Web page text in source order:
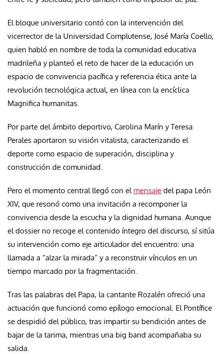
El bloque universitario contó con la intervención del
vicerrector de la Universidad Complutense, José María Coello,
quien habló en nombre de toda la comunidad educativa
madrileña y planteó el reto de hacer de la educación un
espacio de convivencia pacífica y referencia ética ante la
revolución tecnológica actual, en línea con la encíclica
Magnifica humanitas.
Por parte del ámbito deportivo, Carolina Marín y Teresa
Perales aportaron su visión vitalista, caracterizando el
deporte como espacio de superación, disciplina y
construcción de comunidad.
Pero el momento central llegó con el mensaje del papa León
XIV, que resonó como una invitación a recomponer la
convivencia desde la escucha y la dignidad humana. Aunque
el dossier no recoge el contenido íntegro del discurso, sí sitúa
su intervención como eje articulador del encuentro: una
llamada a “alzar la mirada” y a reconstruir vínculos en un
tiempo marcado por la fragmentación.
Tras las palabras del Papa, la cantante Rozalén ofreció una
actuación que funcionó como epílogo emocional. El Pontífice
se despidió del público, tras impartir su bendición antes de
bajar de la tarima, mientras una big band acompañaba su
salida.